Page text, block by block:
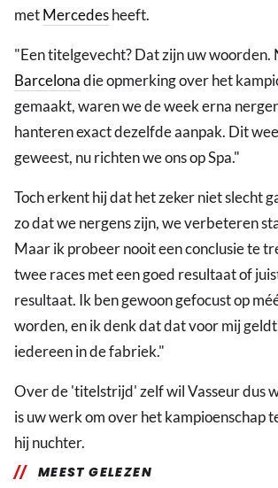
metMercedesheeft.
"Een titelgevecht? Dat zijn uw woorden.
Barcelonadie opmerking over het
gemaakt, waren we de week erna
hanteren exact dezelfde aanpak. Dit
geweest, nu richten we ons op Spa."
Toch erkent hij dat het zeker niet slecht
zo dat we nergens zijn, we verbeteren
Maar ik probeer nooit een conclusie te
twee races met een goed resultaat of
resultaat. Ik ben gewoon gefocust op
worden, en ik denk dat dat voor mij
iedereen in de fabriek."
Over de 'titelstrijd' zelf wil Vasseur dus
is uw werk om over het kampioenschap
hij nuchter.
MEEST GELEZEN